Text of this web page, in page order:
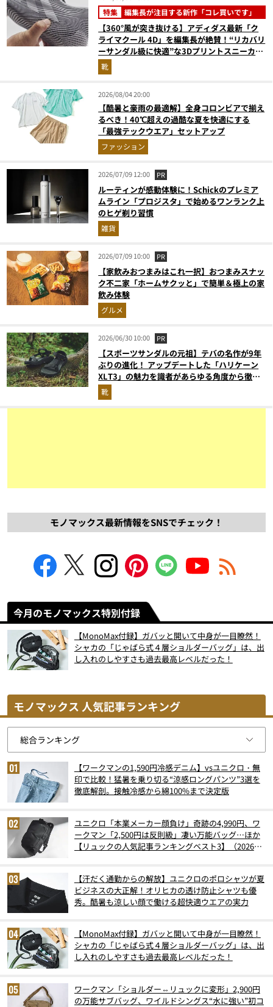
特集 編集長が注目する新作「コレ買いです」
【360°風が突き抜ける】アディダス最新「ク
ライマクール 4D」を編集長が絶賛！“リカバリ
ーサンダル級に快適”な3Dプリントスニーカー
『コレ買いです』Vol.173
靴
2026/08/04 20:00
【酷暑と豪雨の最適解】全身コロンビアで揃え
るべき！40℃超えの過酷な夏を快適にする
「最強テックウエア」セットアップ
ファッション
2026/07/09 12:00 PR
ルーティンが感動体験に！Schickのプレミア
ムライン「プロジスタ」で始めるワンランク上
のヒゲ剃り習慣
雑貨
2026/07/09 10:00 PR
【家飲みおつまみはこれ一択】おつまみスナッ
ク不二家「ホームサクッと」で簡単＆極上の家
飲み体験
グルメ
2026/06/30 10:00 PR
【スポーツサンダルの元祖】テバの名作が9年
ぶりの進化！ アップデートした「ハリケーン
XLT3」の魅力を識者があらゆる角度から徹底
解説！
靴
モノマックス最新情報をSNSでチェック！
今月のモノマックス特別付録
【MonoMax付録】ガバッと開いて中身が一目瞭然！
シャカの「じゃばら式４層ショルダーバッグ」は、出
し入れのしやすさも過去最高レベルだった！
モノマックス 人気記事ランキング
【ワークマンの1,590円冷感デニム】vsユニクロ・無
印で比較！猛暑を乗り切る“涼感ロングパンツ”3選を
徹底解剖。接触冷感から綿100%まで決定版
ユニクロ「本業メーカー顔負け」奇跡の4,990円、ワ
ークマン「2,500円は反則級」凄い万能バッグ…ほか
【リュックの人気記事ランキングベスト3】（2026年
【汗だく通勤からの解放】ユニクロのポロシャツが夏
ビジネスの大正解！オリヒカの透け防止シャツも優
秀。酷暑も涼しい顔で働ける超快適ウエアの実力
【MonoMax付録】ガバッと開いて中身が一目瞭然！
シャカの「じゃばら式４層ショルダーバッグ」は、出
し入れのしやすさも過去最高レベルだった！
ワークマン「ショルダー⇔リュックに変形」2,900円
の万能サブバッグ、ワイルドシングス“水に強い”初コ